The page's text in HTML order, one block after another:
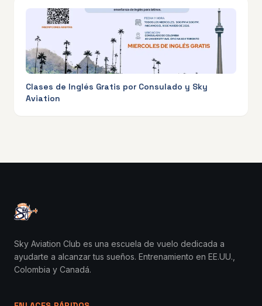
Clases de Inglés Gratis por Consulado y Sky
Aviation
Sky Aviation Club es una escuela de vuelo dedicada a
ayudarte a alcanzar tus sueños. Entrenamiento en EE.UU.,
Colombia y Canadá.